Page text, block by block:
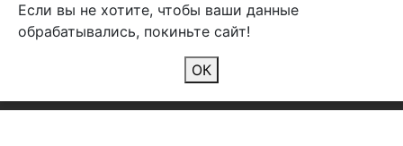
Если вы не хотите, чтобы ваши данные
обрабатывались, покиньте сайт!
ОК